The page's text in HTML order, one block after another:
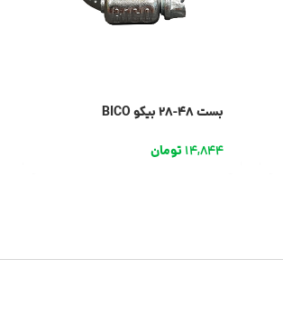
بست 48-28 بیکو BICO
14,844تومان